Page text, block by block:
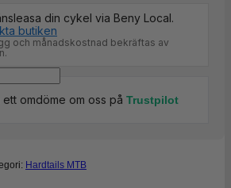
din cykel via Beny Local.
butiken
och månadskostnad bekräftas av
ett omdöme om oss på Trustpilot
Hardtails MTB